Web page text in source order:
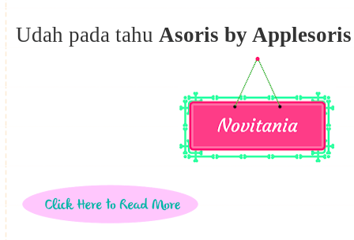
Udah pada tahu Asoris by Applesoris